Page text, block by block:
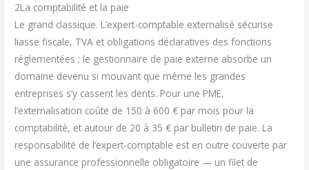
2La comptabilité et la paie
Le grand classique. L’expert-comptable externalisé sécurise
liasse fiscale, TVA et obligations déclaratives des fonctions
réglementées ; le gestionnaire de paie externe absorbe un
domaine devenu si mouvant que même les grandes
entreprises s’y cassent les dents. Pour une PME,
l’externalisation coûte de 150 à 600 € par mois pour la
comptabilité, et autour de 20 à 35 € par bulletin de paie. La
responsabilité de l’expert-comptable est en outre couverte par
une assurance professionnelle obligatoire — un filet de